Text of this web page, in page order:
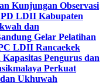
Kunjungan Observasi
LDII Kabupaten
dan
Gelar Pelatihan
LDII Rancaekek
Pengurus dan
Perkuat
Ukhuwah